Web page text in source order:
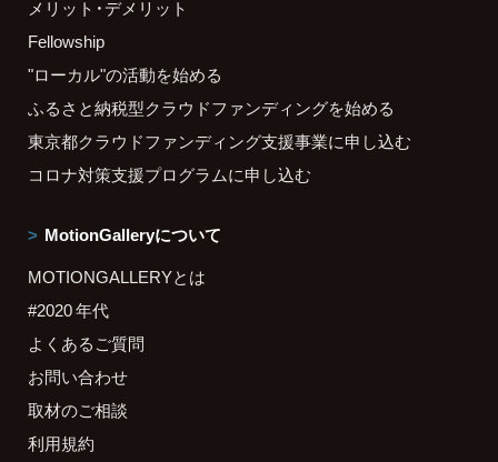
メリット・デメリット
Fellowship
"ローカル"の活動を始める
ふるさと納税型クラウドファンディングを始める
東京都クラウドファンディング支援事業に申し込む
コロナ対策支援プログラムに申し込む
MotionGalleryについて
MOTIONGALLERYとは
#2020 年代
よくあるご質問
お問い合わせ
取材のご相談
利用規約